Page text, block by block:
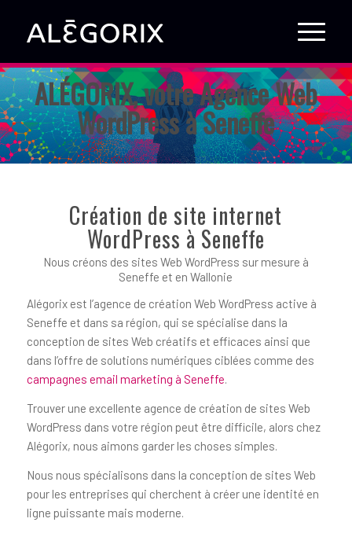
ALÉGORIX, votre Agence Web
WordPress à Seneffe
Création de site internet
WordPress à Seneffe
Nous créons des sites Web WordPress sur mesure à
Seneffe et en Wallonie
Alégorix est l’agence de création Web WordPress active à
Seneffe et dans sa région, qui se spécialise dans la
conception de sites Web créatifs et efficaces ainsi que
dans l’offre de solutions numériques ciblées comme des
campagnes email marketing à Seneffe.
Trouver une excellente agence de création de sites Web
WordPress dans votre région peut être difficile, alors chez
Alégorix, nous aimons garder les choses simples.
Nous nous spécialisons dans la conception de sites Web
pour les entreprises qui cherchent à créer une identité en
ligne puissante mais moderne.